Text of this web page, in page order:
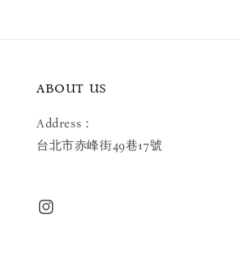
ABOUT US
Address：
台北市赤峰街49巷17號